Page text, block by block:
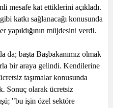
mesafe kat ettiklerini açıkladı.
katkı sağlanacağı konusunda
yapıldığının müjdesini verdi.
başta Başbakanımız olmak
bir araya gelindi. Kendilerine
ücretsiz taşımalar konusunda
Sonuç olarak ücretsiz
"bu işin özel sektöre